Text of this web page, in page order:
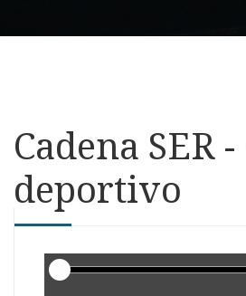
Cadena SER
deportivo
Reproductor